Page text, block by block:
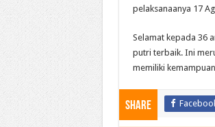
pelaksanaanya 17
Selamat kepada 36
putri terbaik. Ini
memiliki
Share